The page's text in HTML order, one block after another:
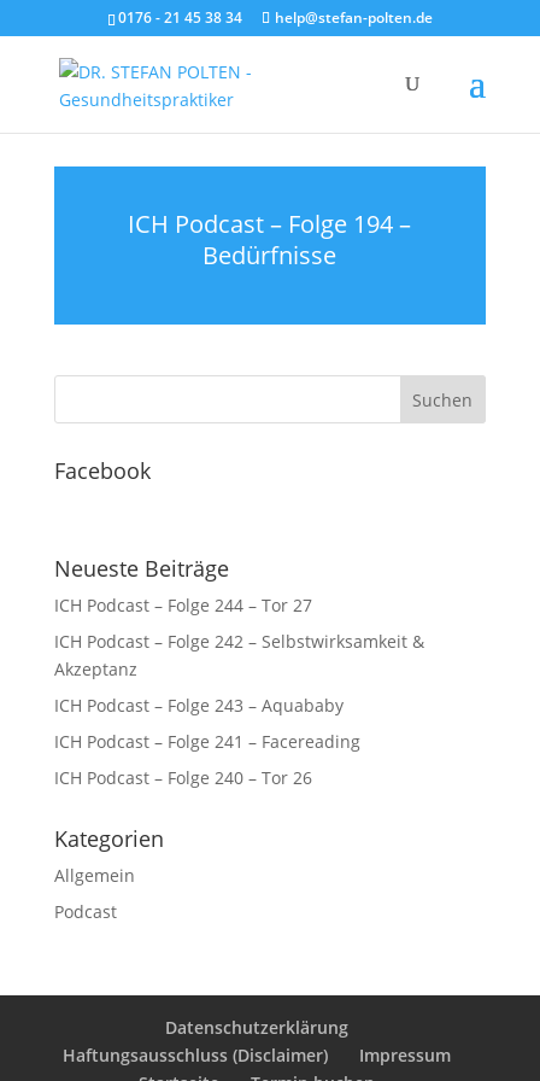
0176 - 21 45 38 34 help@stefan-polten.de
ICH Podcast – Folge 194 –
Bedürfnisse
Facebook
Neueste Beiträge
ICH Podcast – Folge 244 – Tor 27
ICH Podcast – Folge 242 – Selbstwirksamkeit &
Akzeptanz
ICH Podcast – Folge 243 – Aquababy
ICH Podcast – Folge 241 – Facereading
ICH Podcast – Folge 240 – Tor 26
Kategorien
Allgemein
Podcast
Datenschutzerklärung
Haftungsausschluss (Disclaimer)
Impressum